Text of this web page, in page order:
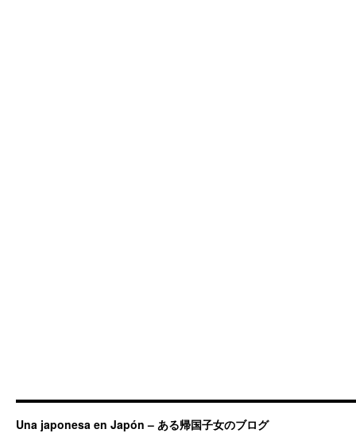
Una japonesa en Japón – ある帰国子女のブログ